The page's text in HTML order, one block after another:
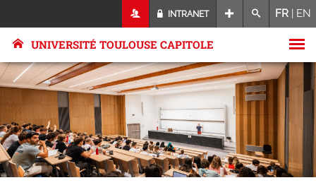
INTRANET FR | EN
UNIVERSITÉ TOULOUSE CAPITOLE